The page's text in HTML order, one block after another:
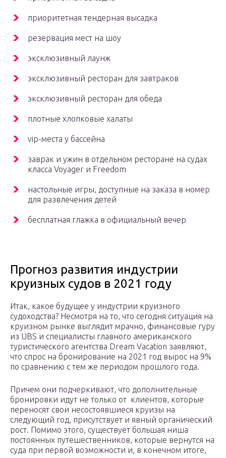
приоритетная тендерная высадка
резервация мест на шоу
эксклюзивный лаунж
эксклюзивный ресторан для завтраков
эксклюзивный ресторан для обеда
плотные хлопковые халаты
vip-места у бассейна
заврак и ужин в отдельном ресторане на судах
класса Voyager и Freedom
настольные игры, доступные на заказа в номер
для развлечения детей
бесплатная глажка в официальный вечер
Прогноз развития индустрии
круизных судов в 2021 году
Итак, какое будущее у индустрии круизного
судоходства? Несмотря на то, что сегодня ситуация на
круизном рынке выглядит мрачно, финансовые гуру
из UBS и специалисты главного американского
туристического агентства Dream Vacation заявляют,
что спрос на бронирование на 2021 год вырос на 9%
по сравнению с тем же периодом прошлого года.
Причем они подчеркивают, что дополнительные
бронировки идут не только от клиентов, которые
переносят свои несостоявшиеся круизы на
следующий год, присутствует и явный органический
рост. Помимо этого, существует большая ниша
постоянных путешественников, которые вернутся на
суда при первой возможности и, в конечном итоге,